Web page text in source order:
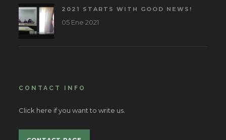
2021 STARTS WITH GOOD NEWS!
05 Ene 2021
CONTACT INFO
Click here if you want to write us.